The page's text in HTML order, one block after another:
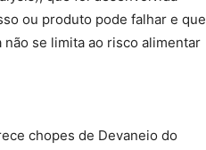
ou produto pode falhar e que
se limita ao risco alimentar
chopes de Devaneio do